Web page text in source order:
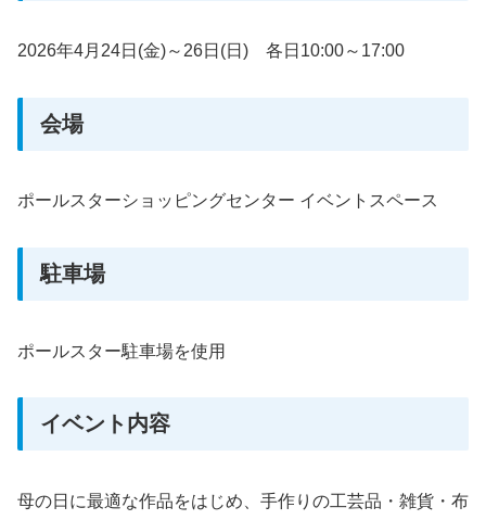
2026年4月24日(金)～26日(日) 各日10:00～17:00
会場
ポールスターショッピングセンター イベントスペース
駐車場
ポールスター駐車場を使用
イベント内容
母の日に最適な作品をはじめ、手作りの工芸品・雑貨・布